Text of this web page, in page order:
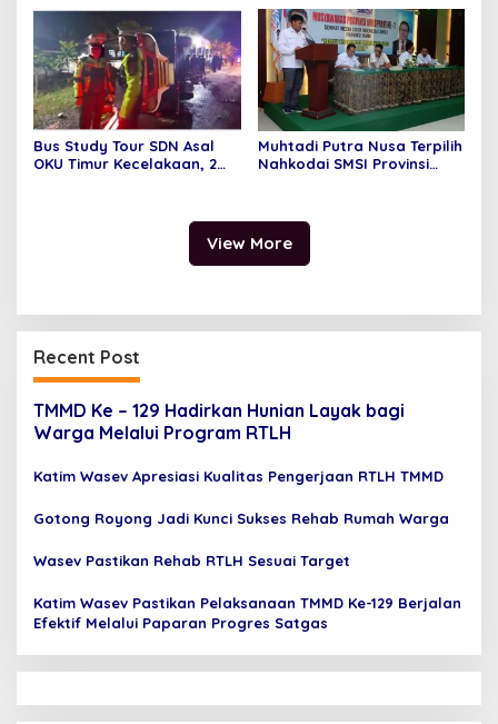
Bus Study Tour SDN Asal
OKU Timur Kecelakaan, 2
Muhtadi Putra Nusa Terpilih
Nahkodai SMSI Provinsi
View More
Recent Post
TMMD Ke – 129 Hadirkan Hunian Layak bagi
Warga Melalui Program RTLH
Katim Wasev Apresiasi Kualitas Pengerjaan RTLH TMMD
Gotong Royong Jadi Kunci Sukses Rehab Rumah Warga
Wasev Pastikan Rehab RTLH Sesuai Target
Katim Wasev Pastikan Pelaksanaan TMMD Ke-129 Berjalan
Efektif Melalui Paparan Progres Satgas